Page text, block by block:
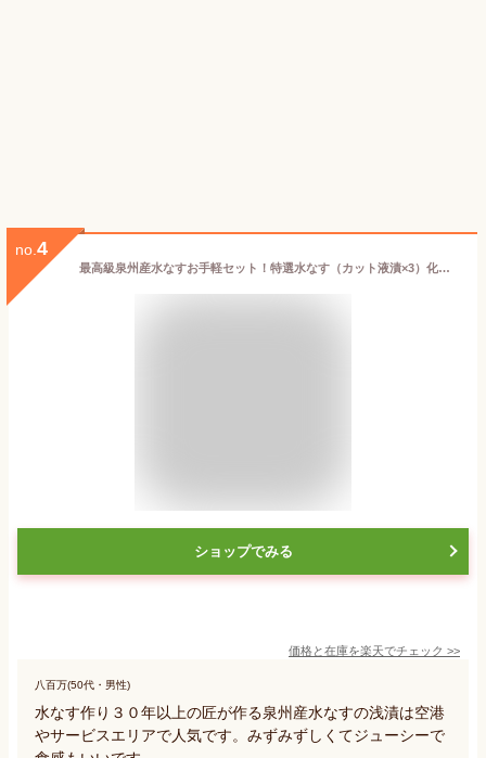
no. 4
最高級泉州産水なすお手軽セット！特選水なす（カット液漬×3）化粧箱入☆水ナスカット液漬け【水茄子】【漬物】
ショップでみる
価格と在庫を楽天でチェック >>
八百万(50代・男性)
水なす作り３０年以上の匠が作る泉州産水なすの浅漬は空港
やサービスエリアで人気です。みずみずしくてジューシーで